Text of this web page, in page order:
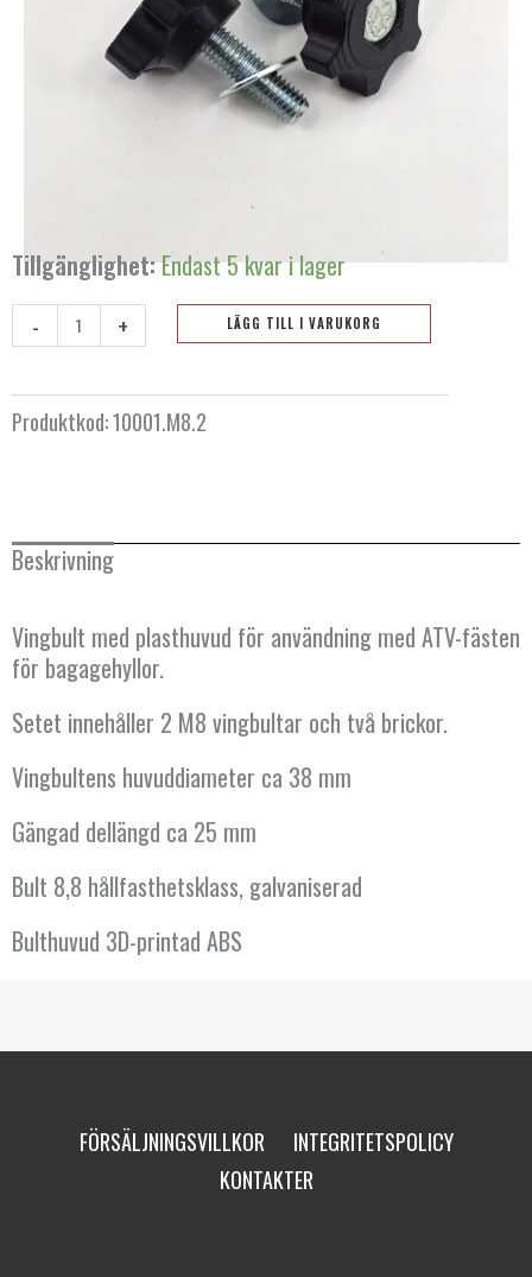
Tillgänglighet:Endast 5 kvar i lager
-
M8
-
+ LÄGG TILL I VARUKORG
Produktkod:10001.M8.2
Beskrivning
Vingbult med plasthuvud för användning med ATV-fästen
för bagagehyllor.
Setet innehåller 2 M8 vingbultar och två brickor.
Vingbultens huvuddiameter ca 38 mm
Gängad dellängd ca 25 mm
Bult 8,8 hållfasthetsklass, galvaniserad
Bulthuvud 3D-printad ABS
FÖRSÄLJNINGSVILLKOR
INTEGRITETSPOLICY
KONTAKTER